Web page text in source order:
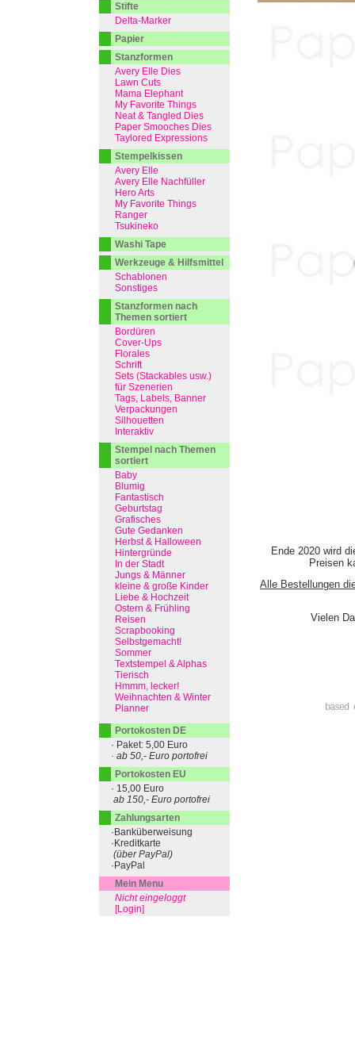
Ende 2020 wird
Preisen
Alle Bestellungen
Vielen
Stifte
Delta-Marker
Papier
Stanzformen
Avery Elle Dies
Lawn Cuts
Mama Elephant
My Favorite Things
Neat & Tangled Dies
Paper Smooches Dies
Taylored Expressions
Stempelkissen
Avery Elle
Avery Elle Nachfüller
Hero Arts
My Favorite Things
Ranger
Tsukineko
Washi Tape
Werkzeuge & Hilfsmittel
Schablonen
Sonstiges
Stanzformen nach
Themen sortiert
Bordüren
Cover-Ups
Florales
Schrift
Sets (Stackables usw.)
für Szenerien
Tags, Labels, Banner
Verpackungen
Silhouetten
Interaktiv
Stempel nach Themen
sortiert
Baby
Blumig
Fantastisch
Geburtstag
Grafisches
Gute Gedanken
Herbst & Halloween
Hintergründe
In der Stadt
Jungs & Männer
kleine & große Kinder
Liebe & Hochzeit
Ostern & Frühling
Reisen
Scrapbooking
Selbstgemacht!
Sommer
Textstempel & Alphas
Tierisch
Hmmm, lecker!
Weihnachten & Winter
Planner
Portokosten DE
· Paket: 5,00 Euro
· ab 50,- Euro portofrei
Portokosten EU
· 15,00 Euro
ab 150,- Euro portofrei
Zahlungsarten
·Banküberweisung
·Kreditkarte
(über PayPal)
·PayPal
Mein Menu
Nicht eingeloggt
[Login]